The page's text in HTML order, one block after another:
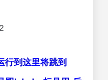
到这里将跳到